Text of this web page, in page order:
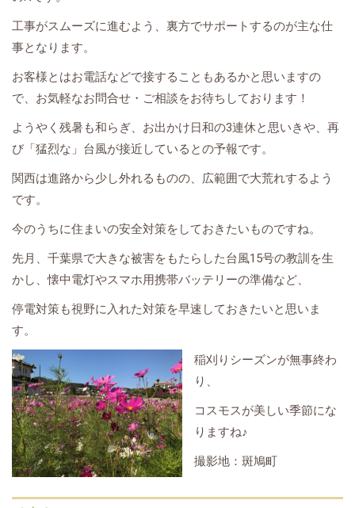
工事がスムーズに進むよう、裏方でサポートするのが主な仕
事となります。
お客様とはお電話などで接することもあるかと思いますの
で、お気軽なお問合せ・ご相談をお待ちしております！
ようやく残暑も和らぎ、お出かけ日和の3連休と思いきや、再
び「猛烈な」台風が接近しているとの予報です。
関西は進路から少し外れるものの、広範囲で大荒れするよう
です。
今のうちに住まいの安全対策をしておきたいものですね。
先月、千葉県で大きな被害をもたらした台風15号の教訓を生
かし、懐中電灯やスマホ用携帯バッテリーの準備など、
停電対策も視野に入れた対策を早速しておきたいと思いま
す。
稲刈りシーズンが無事終わ
り、
コスモスが美しい季節にな
りますね♪
撮影地：斑鳩町